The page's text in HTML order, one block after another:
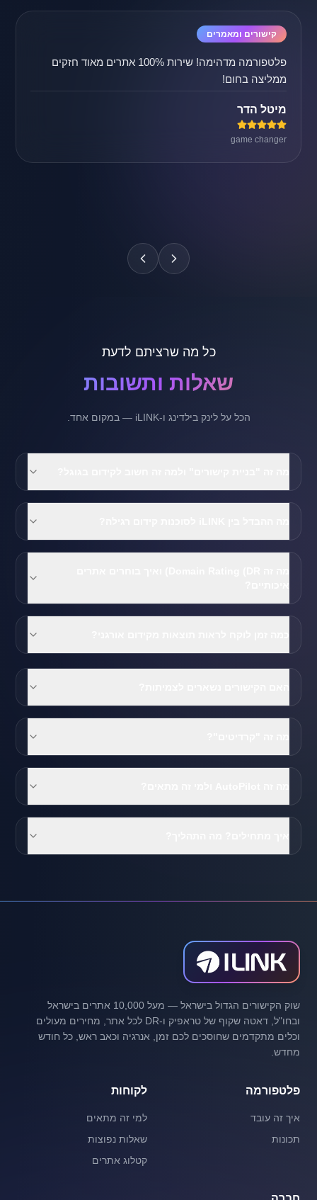
קישורים ומאמרים
פלטפורמה מדהימה! שירות 100% אתרים מאוד חזקים
ממליצה בחום!
מיטל הדר
game changer
כל מה שרציתם לדעת
שאלות ותשובות
הכל על לינק בילדינג ו-iLINK — במקום אחד.
שוק הקישורים הגדול בישראל — מעל 10,000 אתרים בישראל
ובחו"ל, דאטה שקוף של טראפיק ו-DR לכל אתר, מחירים מעולים
וכלים מתקדמים שחוסכים לכם זמן, אנרגיה וכאב ראש, כל חודש
מחדש.
פלטפורמה
איך זה עובד
תכונות
לקוחות
למי זה מתאים
שאלות נפוצות
קטלוג אתרים